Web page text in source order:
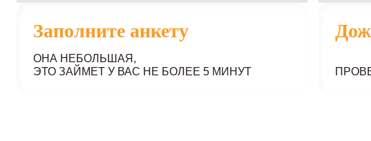
Заполните анкету
ОНА НЕБОЛЬШАЯ,
ЭТО ЗАЙМЕТ У ВАС НЕ БОЛЕЕ 5 МИНУТ